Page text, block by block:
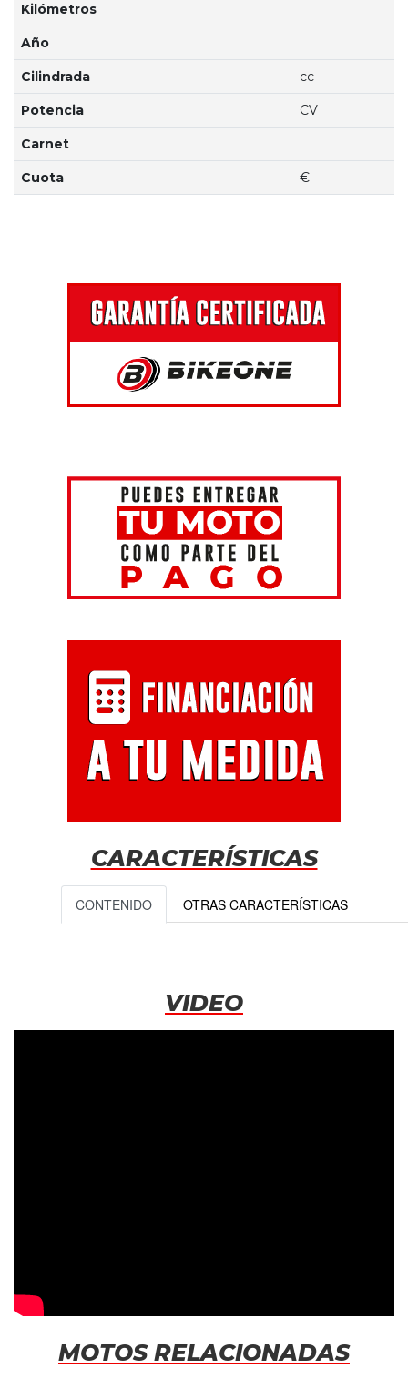
Kilómetros
Año
Cilindrada cc
Potencia CV
Carnet
Cuota €
CARACTERÍSTICAS
CONTENIDO OTRAS CARACTERÍSTICAS
VIDEO
MOTOS RELACIONADAS